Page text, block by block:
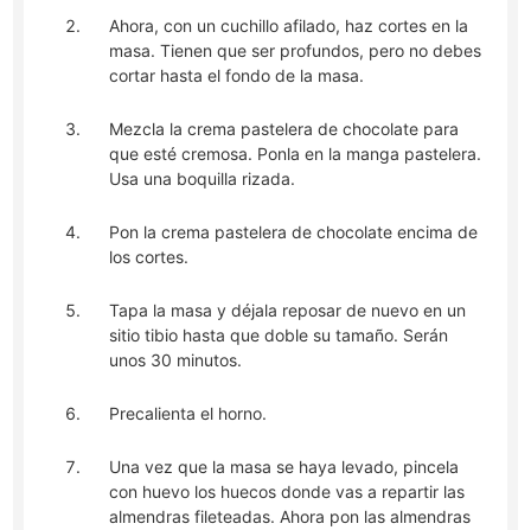
Ahora, con un cuchillo afilado, haz cortes en la
masa. Tienen que ser profundos, pero no debes
cortar hasta el fondo de la masa.
Mezcla la crema pastelera de chocolate para
que esté cremosa. Ponla en la manga pastelera.
Usa una boquilla rizada.
Pon la crema pastelera de chocolate encima de
los cortes.
Tapa la masa y déjala reposar de nuevo en un
sitio tibio hasta que doble su tamaño. Serán
unos 30 minutos.
Precalienta el horno.
Una vez que la masa se haya levado, pincela
con huevo los huecos donde vas a repartir las
almendras fileteadas. Ahora pon las almendras